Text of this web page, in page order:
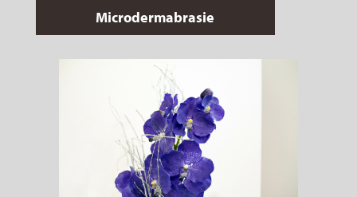
Microdermabrasie